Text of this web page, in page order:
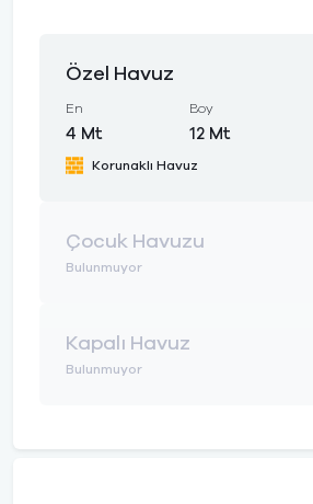
Özel Havuz
En
4 Mt
Boy
12 Mt
Korunaklı Havuz
Çocuk Havuzu
Bulunmuyor
Kapalı Havuz
Bulunmuyor